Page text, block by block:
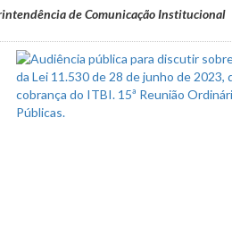
de Comunicação Institucional